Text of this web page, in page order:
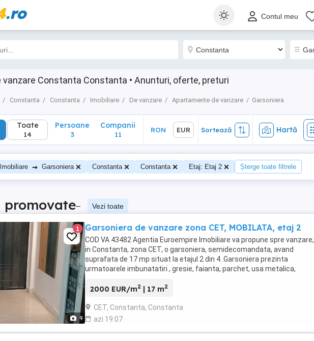
.ro Contul meu
vanzare Constanta Constanta • Anunturi, oferte, preturi
Constanta Constanta Imobiliare De vanzare Apartamente de vanzare Garsoniera
Toate
14
Sortează Hartă
Toate
14
Persoane
3
Companii
11
RON EUR Sortează Hartă
Imobiliare → Garsoniera Constanta Constanta Etaj: Etaj 2 Șterge toate filtrele
promovate– Vezi toate
9
1 Garsoniera de vanzare zona CET, MOBILATA, etaj 2
COD VA 43482 Agentia Euroempire Imobiliare va propune spre vanzare,
in Constanta, zona CET, o garsoniera, semidecomandata, avand
suprafata de 17 mp situat la etajul 2 din 4 .Garsoniera prezinta
urmatoarele imbunatatiri , gresie, faianta, parchet, usa metalica,
2000 EUR/m2 | 17 m2
CET, Constanta, Constanta
azi 19:07